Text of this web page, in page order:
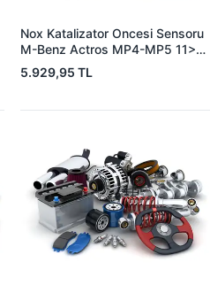
Nox Katalizator Oncesi Sensoru
M-Benz Actros MP4-MP5 11>
Antos 12> Arocs 13> Atego 3
13> Euro 6 | YUNYI NOX0305 |
5.929,95 TL